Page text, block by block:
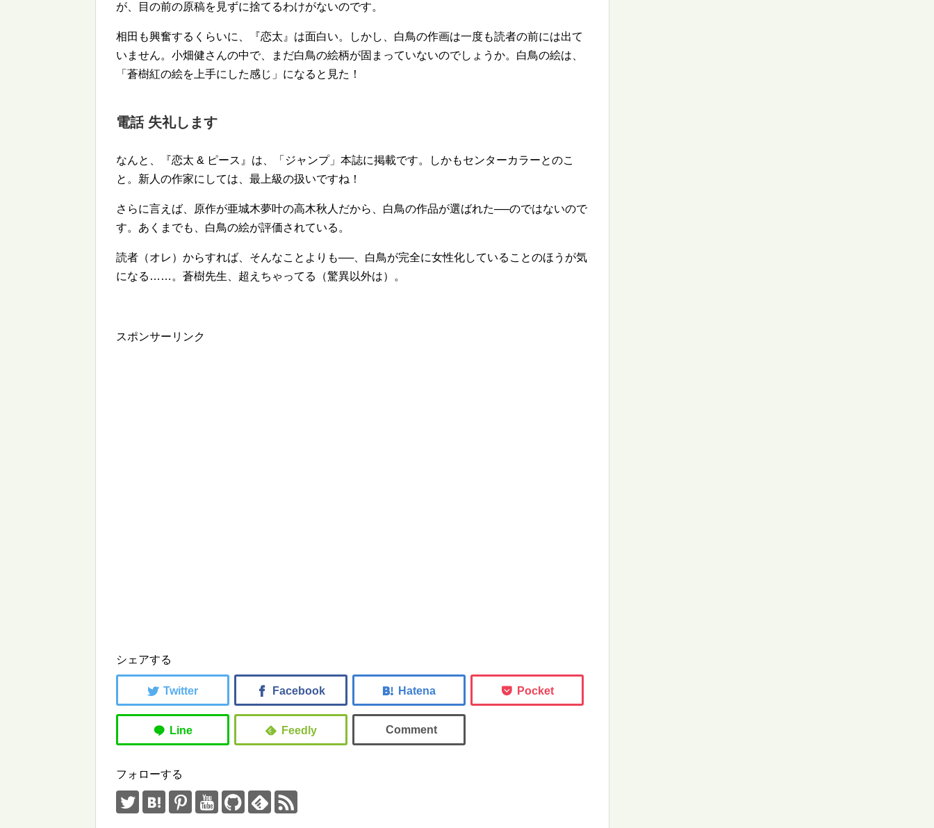
が、目の前の原稿を見ずに捨てるわけがないのです。
相田も興奮するくらいに、『恋太』は面白い。しかし、白鳥の作画は一度も読者の前には出て
いません。小畑健さんの中で、まだ白鳥の絵柄が固まっていないのでしょうか。白鳥の絵は、
「蒼樹紅の絵を上手にした感じ」になると見た！
電話 失礼します
なんと、『恋太 & ピース』は、「ジャンプ」本誌に掲載です。しかもセンターカラーとのこ
と。新人の作家にしては、最上級の扱いですね！
さらに言えば、原作が亜城木夢叶の高木秋人だから、白鳥の作品が選ばれた──のではないので
す。あくまでも、白鳥の絵が評価されている。
読者（オレ）からすれば、そんなことよりも──、白鳥が完全に女性化していることのほうが気
になる……。蒼樹先生、超えちゃってる（驚異以外は）。
スポンサーリンク
シェアする
フォローする